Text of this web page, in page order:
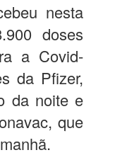
nesta
doses
a Covid-
da Pfizer,
da noite e
que